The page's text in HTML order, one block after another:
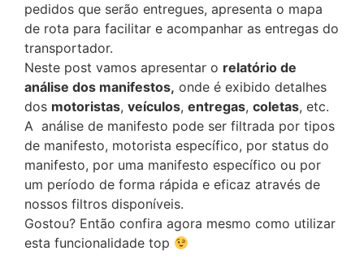
pedidos que serão entregues, apresenta o mapa
de rota para facilitar e acompanhar as entregas do
transportador.
Neste post vamos apresentar o relatório de
análise dos manifestos, onde é exibido detalhes
dos motoristas, veículos, entregas, coletas, etc.
A análise de manifesto pode ser filtrada por tipos
de manifesto, motorista específico, por status do
manifesto, por uma manifesto específico ou por
um período de forma rápida e eficaz através de
nossos filtros disponíveis.
Gostou? Então confira agora mesmo como utilizar
esta funcionalidade top